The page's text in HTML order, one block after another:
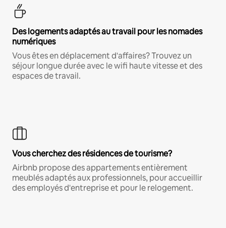
Des logements adaptés au travail pour les nomades
numériques
Vous êtes en déplacement d'affaires? Trouvez un
séjour longue durée avec le wifi haute vitesse et des
espaces de travail.
Vous cherchez des résidences de tourisme?
Airbnb propose des appartements entièrement
meublés adaptés aux professionnels, pour accueillir
des employés d'entreprise et pour le relogement.